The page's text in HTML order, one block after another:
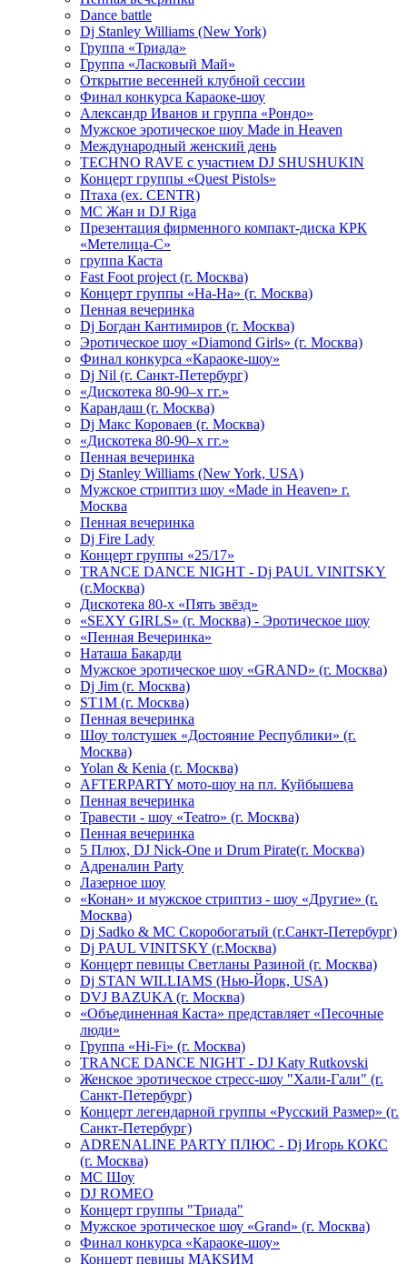
Dance battle
Dj Stanley Williams (New York)
Группа «Триада»
Группа «Ласковый Май»
Открытие весенней клубной сессии
Финал конкурса Караоке-шоу
Александр Иванов и группа «Рондо»
Мужское эротическое шоу Made in Heaven
Международный женский день
TECHNO RAVE с участием DJ SHUSHUKIN
Концерт группы «Quest Pistols»
Птаха (ex. CENTR)
МС Жан и DJ Riga
Презентация фирменного компакт-диска КРК
«Метелица-С»
группа Каста
Fast Foot project (г. Москва)
Концерт группы «На-На» (г. Москва)
Пенная вечеринка
Dj Богдан Кантимиров (г. Москва)
Эротическое шоу «Diamond Girls» (г. Москва)
Финал конкурса «Караоке-шоу»
Dj Nil (г. Санкт-Петербург)
«Дискотека 80-90–х гг.»
Карандаш (г. Москва)
Dj Макс Короваев (г. Москва)
«Дискотека 80-90–х гг.»
Пенная вечеринка
Dj Stanley Williams (New York, USA)
Мужское стриптиз шоу «Made in Heaven» г.
Москва
Пенная вечеринка
Dj Fire Lady
Концерт группы «25/17»
TRANCE DANCE NIGHT - Dj PAUL VINITSKY
(г.Москва)
Дискотека 80-х «Пять звёзд»
«SEXY GIRLS» (г. Москва) - Эротическое шоу
«Пенная Вечеринка»
Hаташа Бакарди
Мужское эротическое шоу «GRAND» (г. Москва)
Dj Jim (г. Москва)
ST1M (г. Москва)
Пенная вечеринка
Шоу толстушек «Достояние Республики» (г.
Москва)
Yolan & Kenia (г. Москва)
AFTERPARTY мото-шоу на пл. Куйбышева
Пенная вечеринка
Травести - шоу «Teatro» (г. Москва)
Пенная вечеринка
5 Плюх, DJ Nick-One и Drum Pirate(г. Москва)
Адреналин Party
Лазерное шоу
«Конан» и мужское стриптиз - шоу «Другие» (г.
Москва)
Dj Sadko & МС Скоробогатый (г.Санкт-Петербург)
Dj PAUL VINITSKY (г.Москва)
Концерт певицы Светланы Разиной (г. Москва)
Dj STAN WILLIAMS (Нью-Йорк, USA)
DVJ BAZUKA (г. Москва)
«Объединенная Каста» представляет «Песочные
люди»
Группа «Hi-Fi» (г. Москва)
TRANCE DANCE NIGHT - DJ Katy Rutkovski
Женское эротическое стресс-шоу "Хали-Гали" (г.
Санкт-Петербург)
Концерт легендарной группы «Русский Размер» (г.
Санкт-Петербург)
ADRENALINE PARTY ПЛЮС - Dj Игорь КОКС
(г. Москва)
MC Шоу
DJ ROMEO
Концерт группы "Триада"
Мужское эротическое шоу «Grand» (г. Москва)
Финал конкурса «Караоке-шоу»
Концерт певицы МАКSИМ